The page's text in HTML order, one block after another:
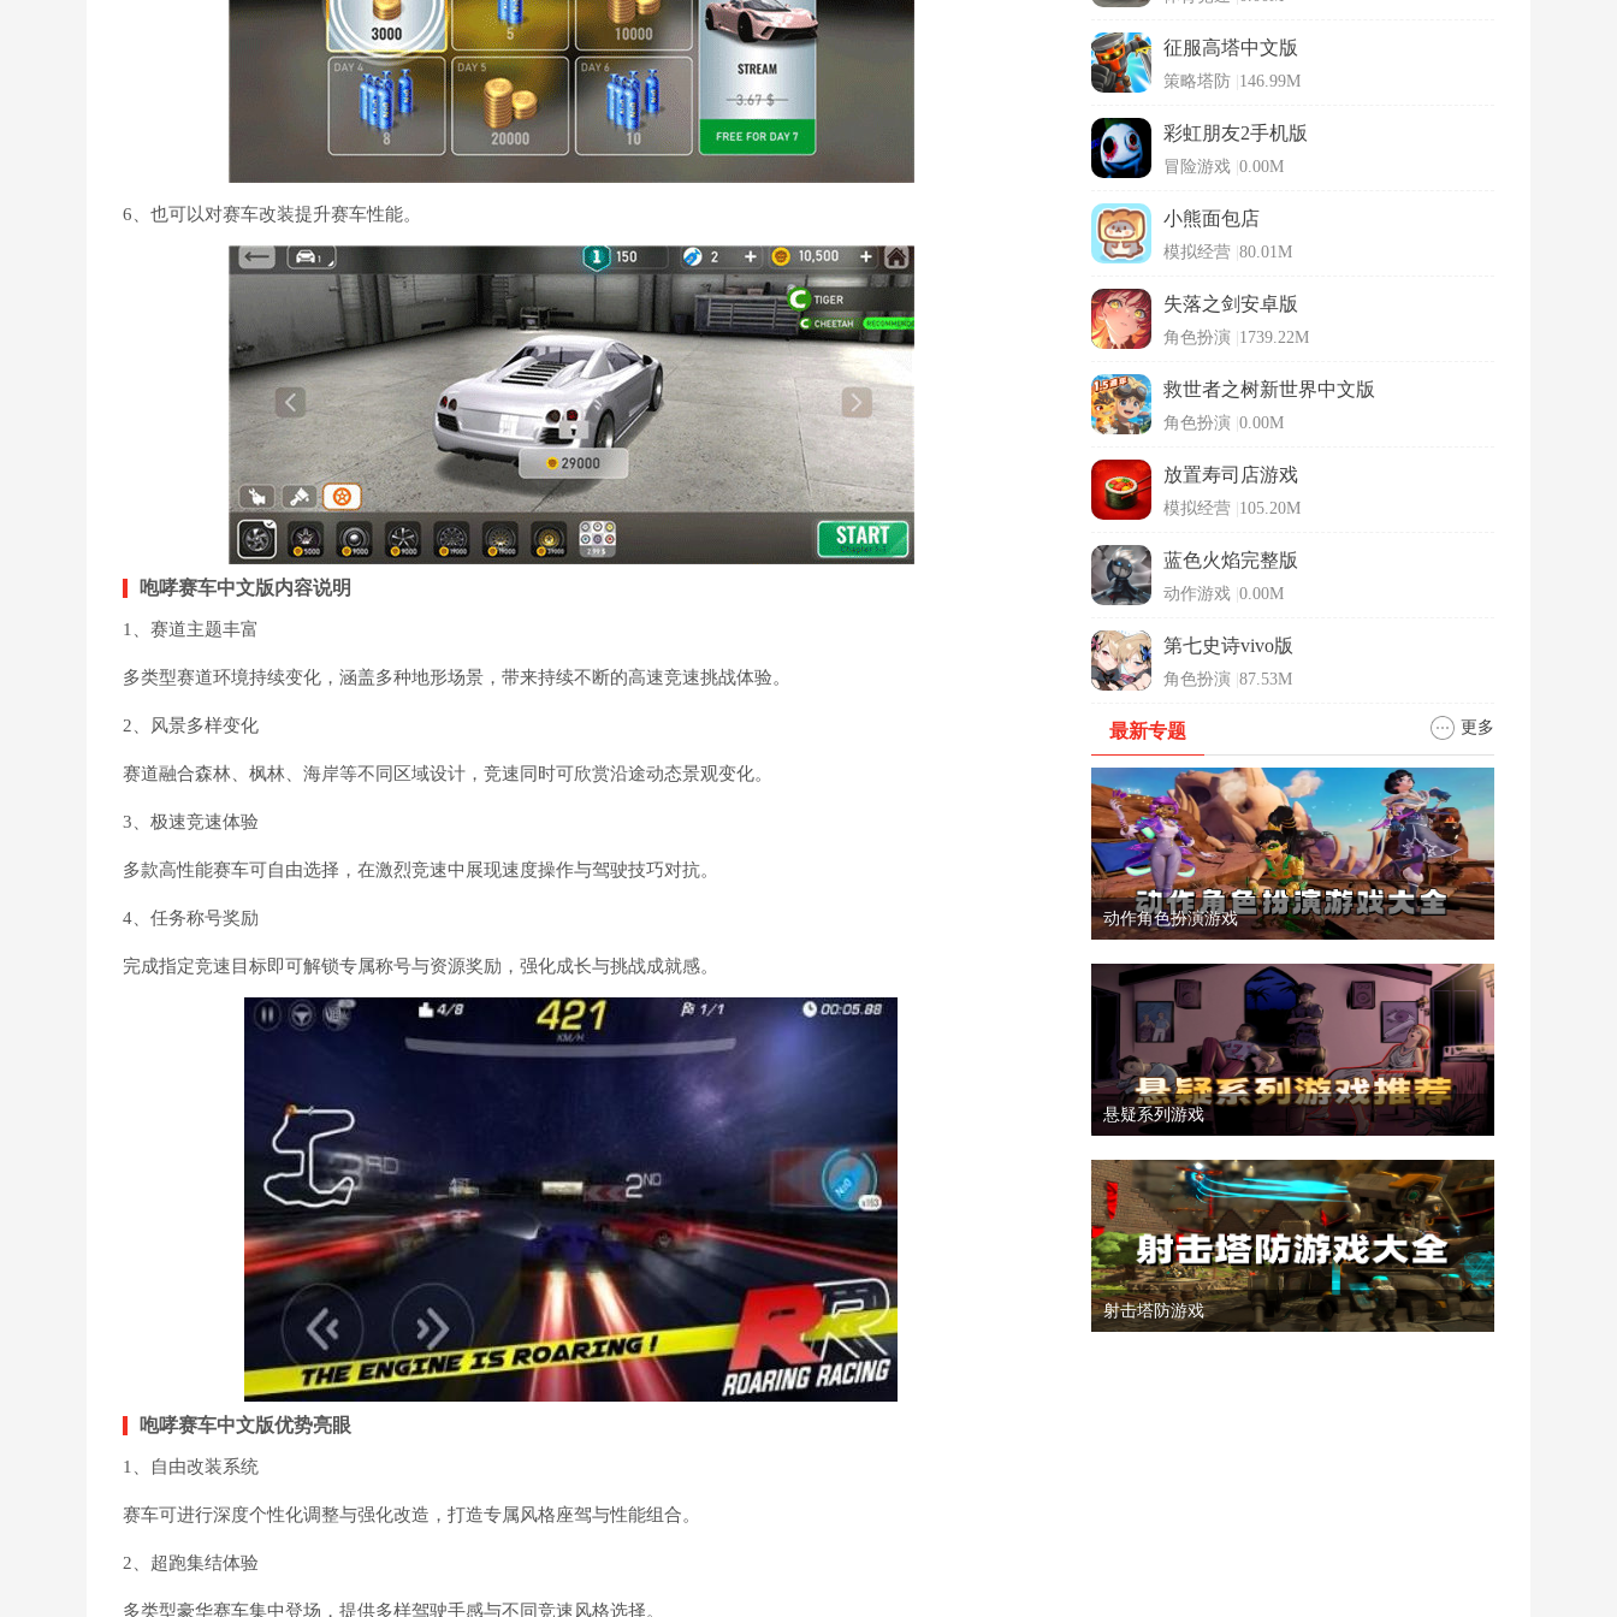
6、也可以对赛车改装提升赛车性能。
咆哮赛车中文版内容说明
1、赛道主题丰富
多类型赛道环境持续变化，涵盖多种地形场景，带来持续不断的高速竞速挑战体验。
2、风景多样变化
赛道融合森林、枫林、海岸等不同区域设计，竞速同时可欣赏沿途动态景观变化。
3、极速竞速体验
多款高性能赛车可自由选择，在激烈竞速中展现速度操作与驾驶技巧对抗。
4、任务称号奖励
完成指定竞速目标即可解锁专属称号与资源奖励，强化成长与挑战成就感。
咆哮赛车中文版优势亮眼
1、自由改装系统
赛车可进行深度个性化调整与强化改造，打造专属风格座驾与性能组合。
2、超跑集结体验
多类型豪华赛车集中登场，提供多样驾驶手感与不同竞速风格选择。
征服高塔中文版
策略塔防 146.99M
彩虹朋友2手机版
冒险游戏 0.00M
小熊面包店
模拟经营 80.01M
失落之剑安卓版
角色扮演 1739.22M
救世者之树新世界中文版
角色扮演 0.00M
放置寿司店游戏
模拟经营 105.20M
蓝色火焰完整版
动作游戏 0.00M
第七史诗vivo版
角色扮演 87.53M
最新专题 更多
动作角色扮演游戏
悬疑系列游戏
射击塔防游戏